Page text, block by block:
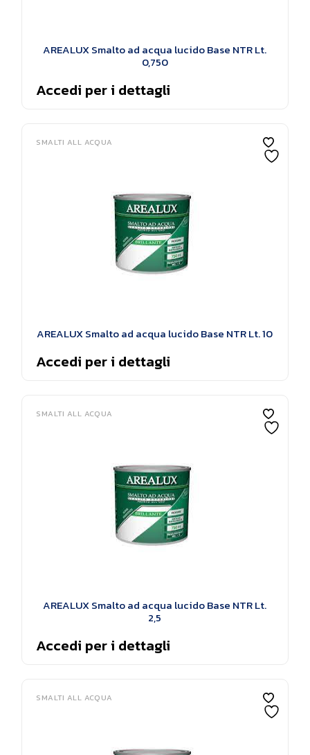
AREALUX Smalto ad acqua lucido Base NTR Lt.
0,750
Accedi per i dettagli
SMALTI ALL ACQUA
AREALUX Smalto ad acqua lucido Base NTR Lt. 10
Accedi per i dettagli
SMALTI ALL ACQUA
AREALUX Smalto ad acqua lucido Base NTR Lt.
2,5
Accedi per i dettagli
SMALTI ALL ACQUA